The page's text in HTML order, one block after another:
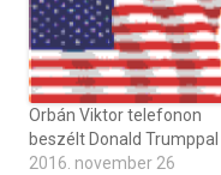
Orbán Viktor telefonon
beszélt Donald Trumppal
2016. november 26